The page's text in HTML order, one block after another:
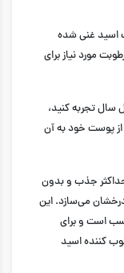
اسید غنی شده
مورد نیاز برای
سال تجربه کنید،
پوست خود به آن
حداکثر جذب و بدون
می‌سازد. این
است و برای
کننده اسید